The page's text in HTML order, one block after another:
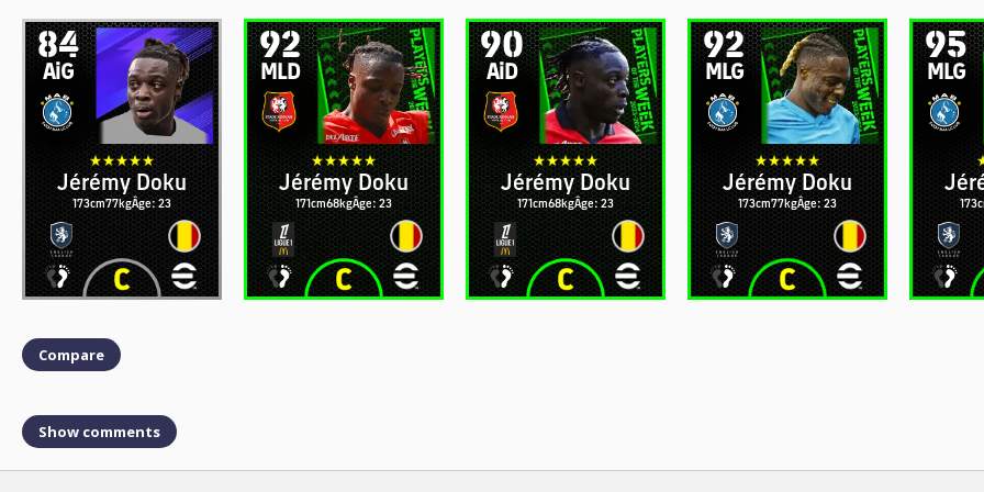
84
AiG
Jérémy Doku
173cm77kgÂge: 23
92
MLD
Jérémy Doku
171cm68kgÂge: 23
90
AiD
Jérémy Doku
171cm68kgÂge: 23
92
MLG
Jérémy Doku
173cm77kgÂge: 23
95
MLG
Compare
Show comments